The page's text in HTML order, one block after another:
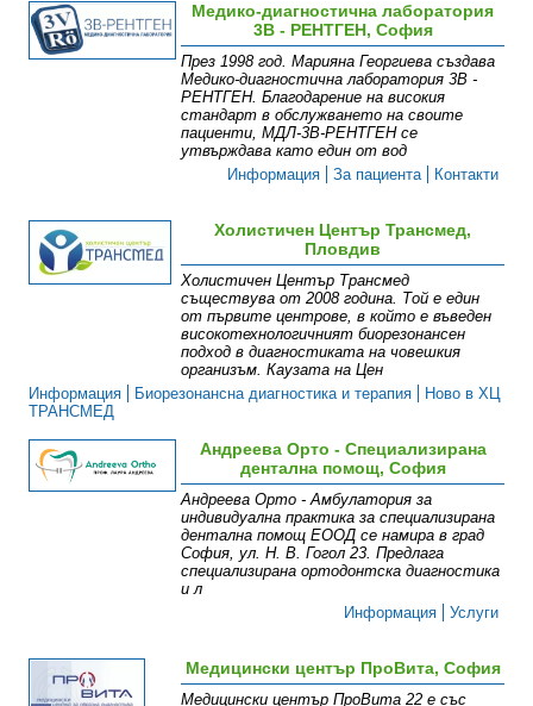
Медико-диагностична лаборатория
3В - РЕНТГЕН, София
През 1998 год. Марияна Георгиева създава
Медико-диагностична лаборатория 3В -
РЕНТГЕН. Благодарение на високия
стандарт в обслужването на своите
пациенти, МДЛ-3В-РЕНТГЕН се
утвърждава като един от вод
Информация
За пациента Контакти
Холистичен Център Трансмед,
Пловдив
Холистичен Център Трансмед
съществува от 2008 година. Той е един
от първите центрове, в който е въведен
високотехнологичният биорезонансен
подход в диагностиката на човешкия
организъм. Каузата на Цен
Информация
Биорезонансна диагностика и терапия
Ново в ХЦ
ТРАНСМЕД
Андреева Орто - Специализирана
дентална помощ, София
Андреева Орто - Амбулатория за
индивидуална практика за специализирана
дентална помощ ЕООД се намира в град
София, ул. Н. В. Гогол 23. Предлага
специализирана ортодонтска диагностика
и л
Информация
Услуги
Медицински център ПроВита, София
Медицински център ПроВита 22 е със